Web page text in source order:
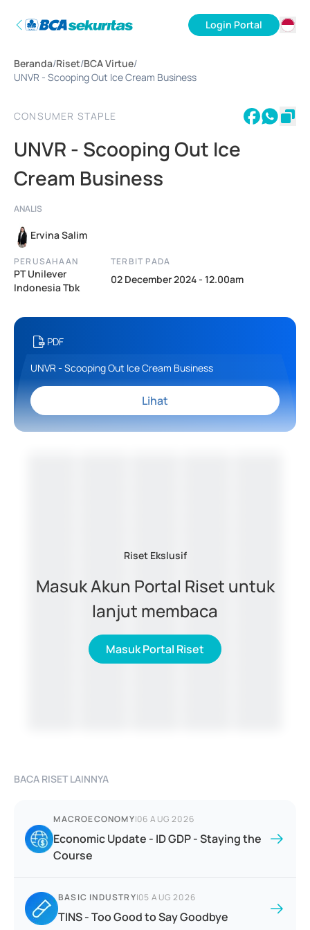
Login Portal
Beranda/Riset/BCA Virtue/
UNVR - Scooping Out Ice Cream Business
CONSUMER STAPLE
UNVR - Scooping Out Ice
Cream Business
ANALIS
Ervina Salim
PERUSAHAAN
PT Unilever
Indonesia Tbk
TERBIT PADA
02 December 2024 - 12.00am
PDF
UNVR - Scooping Out Ice Cream Business
Lihat
Riset Ekslusif
Masuk Akun Portal Riset untuk
lanjut membaca
Masuk Portal Riset
BACA RISET LAINNYA
MACROECONOMY|06 AUG 2026
Economic Update - ID GDP - Staying the
Course
BASIC INDUSTRY|05 AUG 2026
TINS - Too Good to Say Goodbye